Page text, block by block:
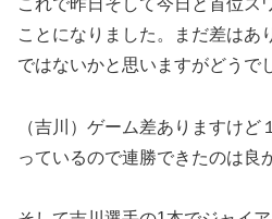
ことになりました。まだ差はあ
ではないかと思いますがどうで
（吉川）ゲーム差ありますけ
っているので連勝できたのは良